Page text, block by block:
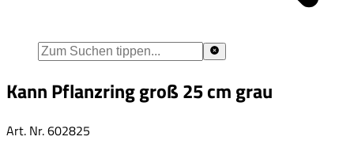
Kann Pflanzring groß 25 cm grau
Art. Nr.602825